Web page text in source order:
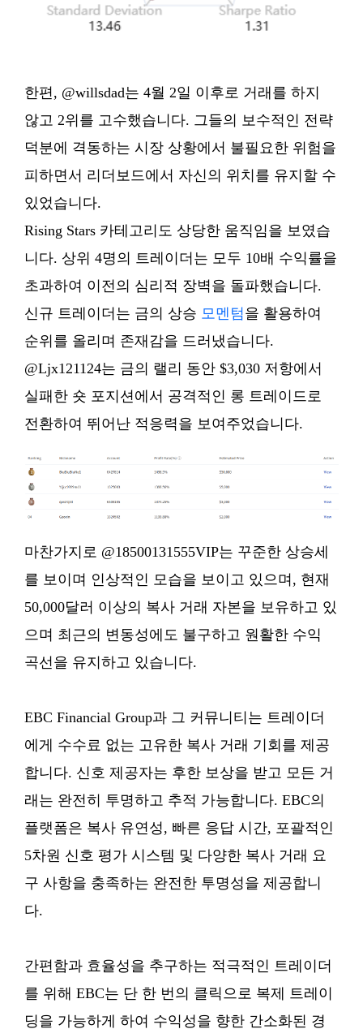
한편, @willsdad는 4월 2일 이후로 거래를 하지
않고 2위를 고수했습니다. 그들의 보수적인 전략
덕분에 격동하는 시장 상황에서 불필요한 위험을
피하면서 리더보드에서 자신의 위치를 유지할 수
있었습니다.
Rising Stars 카테고리도 상당한 움직임을 보였습
니다. 상위 4명의 트레이더는 모두 10배 수익률을
초과하여 이전의 심리적 장벽을 돌파했습니다.
신규 트레이더는 금의 상승 모멘텀을 활용하여
순위를 올리며 존재감을 드러냈습니다.
@Ljx121124는 금의 랠리 동안 $3,030 저항에서
실패한 숏 포지션에서 공격적인 롱 트레이드로
전환하여 뛰어난 적응력을 보여주었습니다.
마찬가지로 @18500131555VIP는 꾸준한 상승세
를 보이며 인상적인 모습을 보이고 있으며, 현재
50,000달러 이상의 복사 거래 자본을 보유하고 있
으며 최근의 변동성에도 불구하고 원활한 수익
곡선을 유지하고 있습니다.
EBC Financial Group과 그 커뮤니티는 트레이더
에게 수수료 없는 고유한 복사 거래 기회를 제공
합니다. 신호 제공자는 후한 보상을 받고 모든 거
래는 완전히 투명하고 추적 가능합니다. EBC의
플랫폼은 복사 유연성, 빠른 응답 시간, 포괄적인
5차원 신호 평가 시스템 및 다양한 복사 거래 요
구 사항을 충족하는 완전한 투명성을 제공합니
다.
간편함과 효율성을 추구하는 적극적인 트레이더
를 위해 EBC는 단 한 번의 클릭으로 복제 트레이
딩을 가능하게 하여 수익성을 향한 간소화된 경